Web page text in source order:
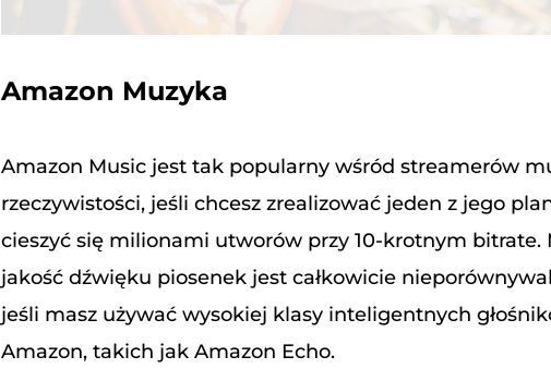
Amazon Muzyka
Amazon Music jest tak popularny wśród streamerów
rzeczywistości, jeśli chcesz zrealizować jeden z jego
cieszyć się milionami utworów przy 10-krotnym bitrate.
jakość dźwięku piosenek jest całkowicie
jeśli masz używać wysokiej klasy inteligentnych
Amazon, takich jak Amazon Echo.